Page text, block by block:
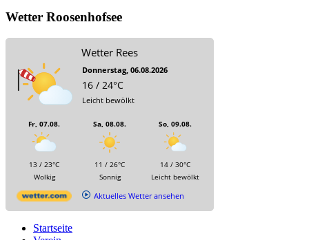
Wetter Roosenhofsee
Wetter Rees
Donnerstag, 06.08.2026
16 / 24°C
Leicht bewölkt
Fr, 07.08.
13 / 23°C
Wolkig
Sa, 08.08.
11 / 26°C
Sonnig
So, 09.08.
14 / 30°C
Leicht bewölkt
Aktuelles Wetter ansehen
Startseite